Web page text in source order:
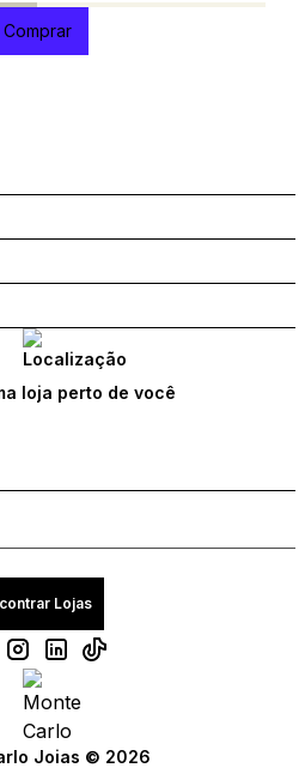
Compre com um Embaixador
Comprar
Compre com um Embaixador
loja perto de você
Lojas
Joias © 2026
Compre com um Embaixador